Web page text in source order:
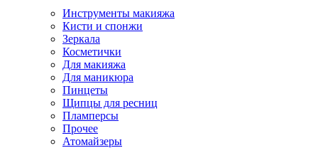
Инструменты макияжа
Кисти и спонжи
Зеркала
Косметички
Для макияжа
Для маникюра
Пинцеты
Щипцы для ресниц
Пламперсы
Прочее
Атомайзеры